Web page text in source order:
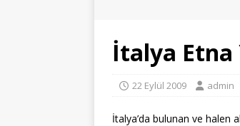
İtalya Etna
22 Eylül 2009 admin
İtalya’da bulunan ve halen